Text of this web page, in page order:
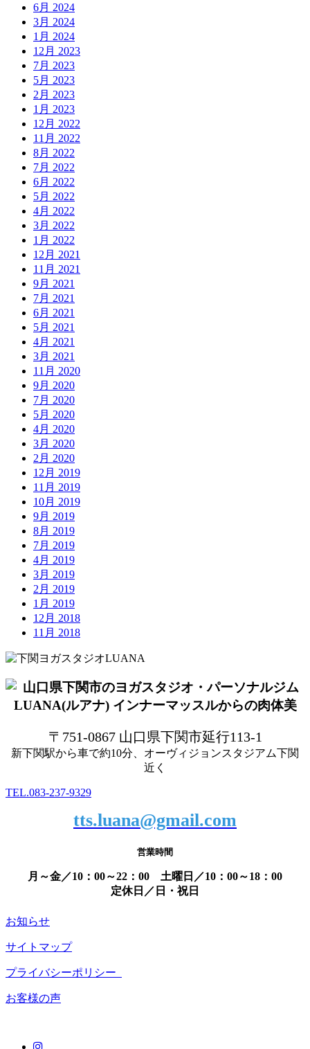
6月 2024
3月 2024
1月 2024
12月 2023
7月 2023
5月 2023
2月 2023
1月 2023
12月 2022
11月 2022
8月 2022
7月 2022
6月 2022
5月 2022
4月 2022
3月 2022
1月 2022
12月 2021
11月 2021
9月 2021
7月 2021
6月 2021
5月 2021
4月 2021
3月 2021
11月 2020
9月 2020
7月 2020
5月 2020
4月 2020
3月 2020
2月 2020
12月 2019
11月 2019
10月 2019
9月 2019
8月 2019
7月 2019
4月 2019
3月 2019
2月 2019
1月 2019
12月 2018
11月 2018
〒751-0867 山口県下関市延行113-1
新下関駅から車で約10分、オーヴィジョンスタジアム下関
近く
TEL.083-237-9329
tts.luana@gmail.com
営業時間
月～金／10：00～22：00 土曜日／10：00～18：00
定休日／日・祝日
お知らせ
サイトマップ
プライバシーポリシー
お客様の声